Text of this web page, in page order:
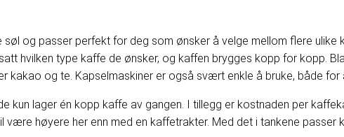
søl og passer perfekt for deg som ønsker å velge mellom flere ulike
hvilken type kaffe de ønsker, og kaffen brygges kopp for kopp.
kakao og te. Kapselmaskiner er også svært enkle å bruke, både
kun lager én kopp kaffe av gangen. I tillegg er kostnaden per
høyere her enn med en kaffetrakter. Med det i tankene passer